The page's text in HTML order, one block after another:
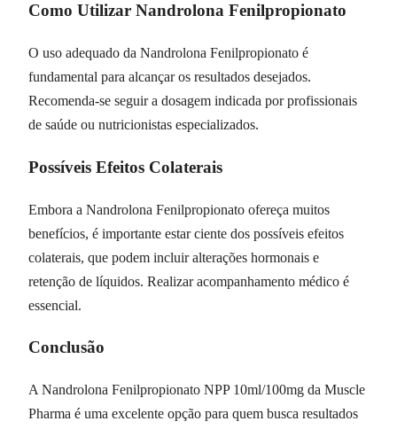
Como Utilizar Nandrolona Fenilpropionato
O uso adequado da Nandrolona Fenilpropionato é
fundamental para alcançar os resultados desejados.
Recomenda-se seguir a dosagem indicada por profissionais
de saúde ou nutricionistas especializados.
Possíveis Efeitos Colaterais
Embora a Nandrolona Fenilpropionato ofereça muitos
benefícios, é importante estar ciente dos possíveis efeitos
colaterais, que podem incluir alterações hormonais e
retenção de líquidos. Realizar acompanhamento médico é
essencial.
Conclusão
A Nandrolona Fenilpropionato NPP 10ml/100mg da Muscle
Pharma é uma excelente opção para quem busca resultados